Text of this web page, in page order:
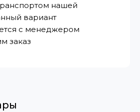
нашей
вариант
с менеджером
заказ